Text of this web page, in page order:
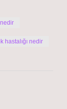
hastalığı nedir